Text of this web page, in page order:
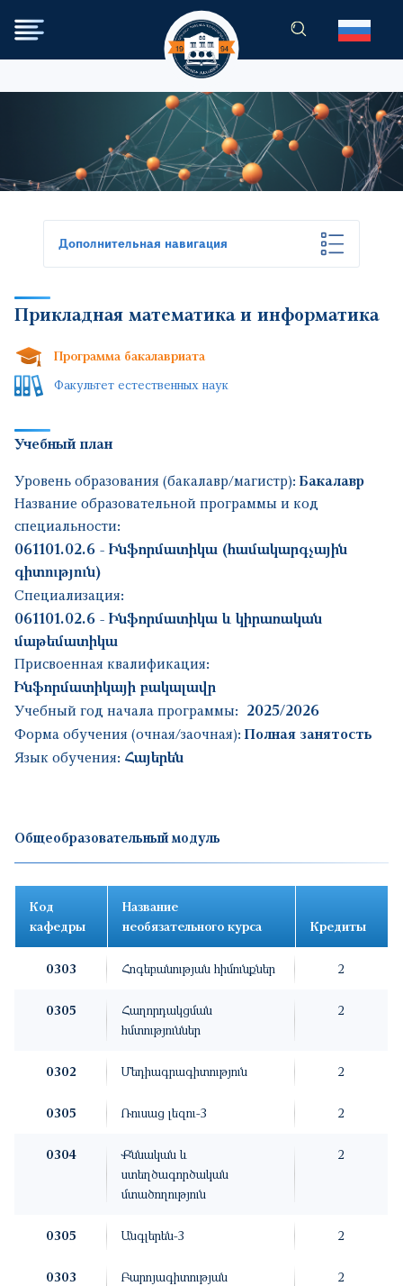
Перейти к основному
Дополнительная навигация
Прикладная математика и информатика
Программа бакалавриата
Факультет естественных наук
Учебный план
Уровень образования (бакалавр/магистр): Бакалавр
Название образовательной программы и код
специальности:
061101.02.6 - Ինֆորմատիկա (համակարգչային
գիտություն)
Специализация:
061101.02.6 - Ինֆորմատիկա և կիրառական
մաթեմատիկա
Присвоенная квалификация:
Ինֆորմատիկայի բակալավր
Учебный год начала программы: 2025/2026
Форма обучения (очная/заочная): Полная занятость
Язык обучения: Հայերեն
Общеобразовательный модуль
Код
кафедры
Название
необязательного курса
Кредиты
0303 Հոգեբանության հիմունքներ 2
0305
Հաղորդակցման
հմտություններ
2
0302 Մեդիագրագիտություն 2
0305 Ռուսաց լեզու-3 2
0304
Քննական և
ստեղծագործական
մտածողություն
2
0305 Անգլերեն-3 2
0303
Բարոյագիտության
2